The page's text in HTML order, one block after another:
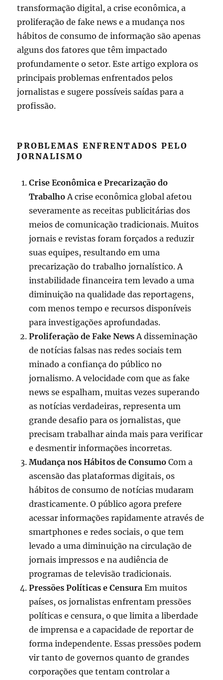
transformação digital, a crise econômica, a
proliferação de fake news e a mudança nos
hábitos de consumo de informação são apenas
alguns dos fatores que têm impactado
profundamente o setor. Este artigo explora os
principais problemas enfrentados pelos
jornalistas e sugere possíveis saídas para a
profissão.
PROBLEMAS ENFRENTADOS PELO
JORNALISMO
Crise Econômica e Precarização do
TrabalhoA crise econômica global afetou
severamente as receitas publicitárias dos
meios de comunicação tradicionais. Muitos
jornais e revistas foram forçados a reduzir
suas equipes, resultando em uma
precarização do trabalho jornalístico. A
instabilidade financeira tem levado a uma
diminuição na qualidade das reportagens,
com menos tempo e recursos disponíveis
para investigações aprofundadas.
Proliferação de Fake NewsA disseminação
de notícias falsas nas redes sociais tem
minado a confiança do público no
jornalismo. A velocidade com que as fake
news se espalham, muitas vezes superando
as notícias verdadeiras, representa um
grande desafio para os jornalistas, que
precisam trabalhar ainda mais para verificar
e desmentir informações incorretas.
Mudança nos Hábitos de Consumo Com a
ascensão das plataformas digitais, os
hábitos de consumo de notícias mudaram
drasticamente. O público agora prefere
acessar informações rapidamente através de
smartphones e redes sociais, o que tem
levado a uma diminuição na circulação de
jornais impressos e na audiência de
programas de televisão tradicionais.
Pressões Políticas e Censura Em muitos
países, os jornalistas enfrentam pressões
políticas e censura, o que limita a liberdade
de imprensa e a capacidade de reportar de
forma independente. Essas pressões podem
vir tanto de governos quanto de grandes
corporações que tentam controlar a